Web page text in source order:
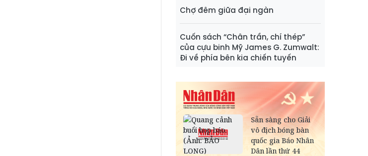
Chợ đêm giữa đại ngàn
Cuốn sách “Chân trần, chí thép”
của cựu binh Mỹ James G. Zumwalt:
Đi về phía bên kia chiến tuyến